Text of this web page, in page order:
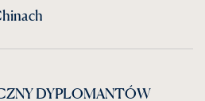
DYPLOMANTÓW